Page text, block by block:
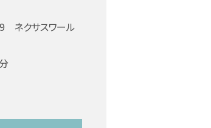
ネクサスワール